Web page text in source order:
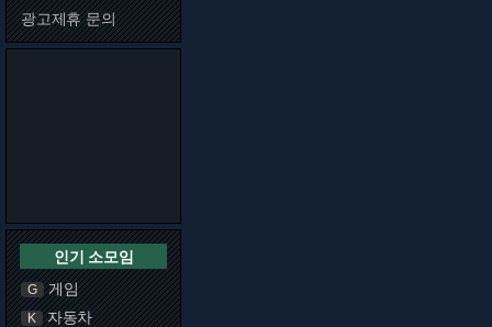
광고제휴 문의
인기 소모임
G 게임
K 자동차